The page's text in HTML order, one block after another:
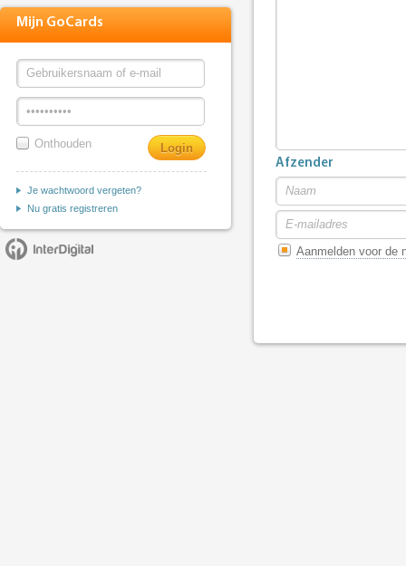
Mijn GoCards
Onthouden
Je wachtwoord vergeten?
Nu gratis registreren
Afzender
Aanmelden voor de